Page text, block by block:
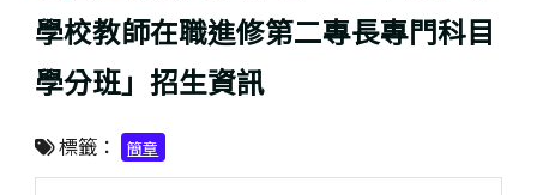
學校教師在職進修第二專長專門科目
學分班」招生資訊
標籤： 簡章